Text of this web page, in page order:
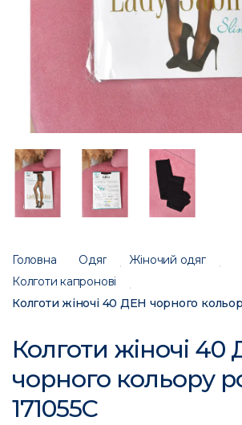
Головна Одяг
Жіночий одяг
Колготи капроновi
Колготи жіночі 40
чорного кольору
171055C